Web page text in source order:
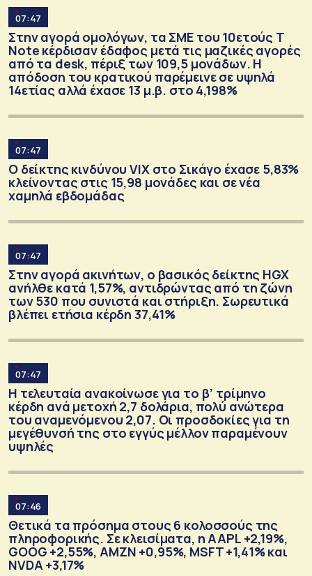
07:47
Στην αγορά ομολόγων, τα ΣΜΕ του 10ετούς T
Note κέρδισαν έδαφος μετά τις μαζικές αγορές
από τα desk, πέριξ των 109,5 μονάδων. Η
απόδοση του κρατικού παρέμεινε σε υψηλά
14ετίας αλλά έχασε 13 μ.β. στο 4,198%
07:47
Ο δείκτης κινδύνου VIX στο Σικάγο έχασε 5,83%
κλείνοντας στις 15,98 μονάδες και σε νέα
χαμηλά εβδομάδας
07:47
Στην αγορά ακινήτων, ο βασικός δείκτης HGX
ανήλθε κατά 1,57%, αντιδρώντας από τη ζώνη
των 530 που συνιστά και στήριξη. Σωρευτικά
βλέπει ετήσια κέρδη 37,41%
07:47
Η τελευταία ανακοίνωσε για το β’ τρίμηνο
κέρδη ανά μετοχή 2,7 δολάρια, πολύ ανώτερα
του αναμενόμενου 2,07. Οι προσδοκίες για τη
μεγέθυνσή της στο εγγύς μέλλον παραμένουν
υψηλές
07:46
Θετικά τα πρόσημα στους 6 κολοσσούς της
πληροφορικής. Σε κλεισίματα, η AAPL +2,19%,
GOOG +2,55%, AMZN +0,95%, MSFT +1,41% και
ΝVDA +3,17%